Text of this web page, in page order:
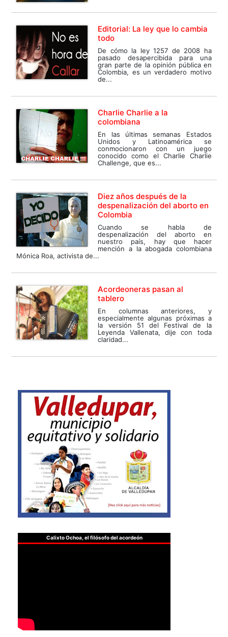
Editorial: La ley que lo cambia
todo
De cómo la ley 1257 de 2008 ha
pasado desapercibida para una
gran parte de la opinión pública en
Colombia, es un verdadero motivo
de...
Charlie Charlie a la
colombiana
En las últimas semanas Estados
Unidos y Latinoamérica se
conmocionaron con un juego
conocido como el Charlie Charlie
Challenge, que es...
Diez años después de la
despenalización del aborto en
Colombia
Cuando se habla de
despenalización del aborto en
nuestro país, hay que hacer
mención a la abogada colombiana
Mónica Roa, activista de...
Acordeoneras pasan al
tablero
En columnas anteriores, y
especialmente algunas próximas a
la versión 51 del Festival de la
Leyenda Vallenata, dije con toda
claridad...
Calixto Ochoa, el filósofo del acordeón